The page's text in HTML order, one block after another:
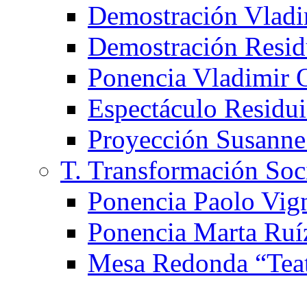
Demostración
Demostración
Ponencia Vladimir
Espectáculo
Proyección
T. Transformación
Ponencia Paolo
Ponencia Marta
Mesa Redonda